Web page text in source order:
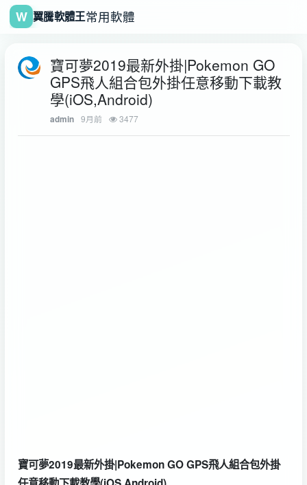
W 翼騰軟體王常用軟體
寶可夢2019最新外掛|Pokemon GO
GPS飛人組合包外掛任意移動下載教
學(iOS,Android)
admin 9月前 3477
寶可夢2019最新外掛|Pokemon GO GPS飛人組合包外掛